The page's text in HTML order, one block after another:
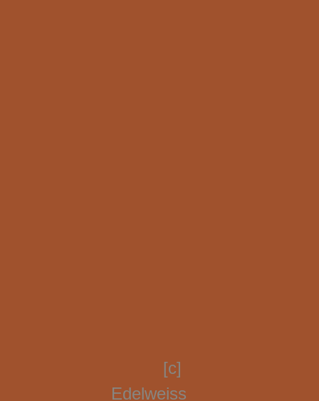
[c]
Edelweiss